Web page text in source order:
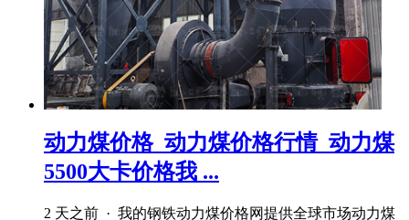
动力煤价格_动力煤价格行情_动力煤
5500大卡价格我 ...
2 天之前 · 我的钢铁动力煤价格网提供全球市场动力煤